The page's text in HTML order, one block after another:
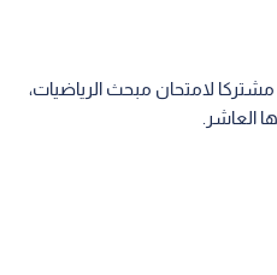
وتقدم في الجلسة الأولى 162,627 مشتركا لامتحان مبحث الرياضيات،
العاشر.